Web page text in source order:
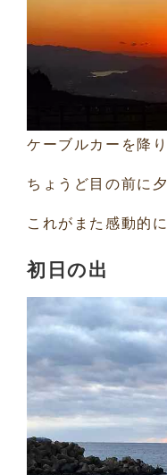
ケーブルカーを降
ちょうど目の前に
これがまた感動的
初日の出